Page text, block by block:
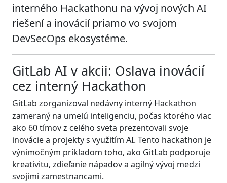
interného Hackathonu na vývoj nových AI
riešení a inovácií priamo vo svojom
DevSecOps ekosystéme.
GitLab AI v akcii: Oslava inovácií
cez interný Hackathon
GitLab zorganizoval nedávny interný Hackathon
zameraný na umelú inteligenciu, počas ktorého viac
ako 60 tímov z celého sveta prezentovali svoje
inovácie a projekty s využitím AI. Tento hackathon je
výnimočným príkladom toho, ako GitLab podporuje
kreativitu, zdieľanie nápadov a agilný vývoj medzi
svojimi zamestnancami.